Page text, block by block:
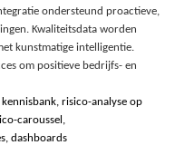
ondersteund proactieve,
Kwaliteitsdata worden
kunstmatige intelligentie.
om positieve bedrijfs- en
kennisbank, risico-analyse op
caroussel ,
dashboards